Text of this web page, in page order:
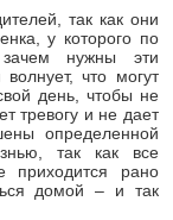
так как они
у которого по
нужны эти
что могут
день, чтобы не
тревогу и не дает
определенной
так как все
приходится рано
домой – и так